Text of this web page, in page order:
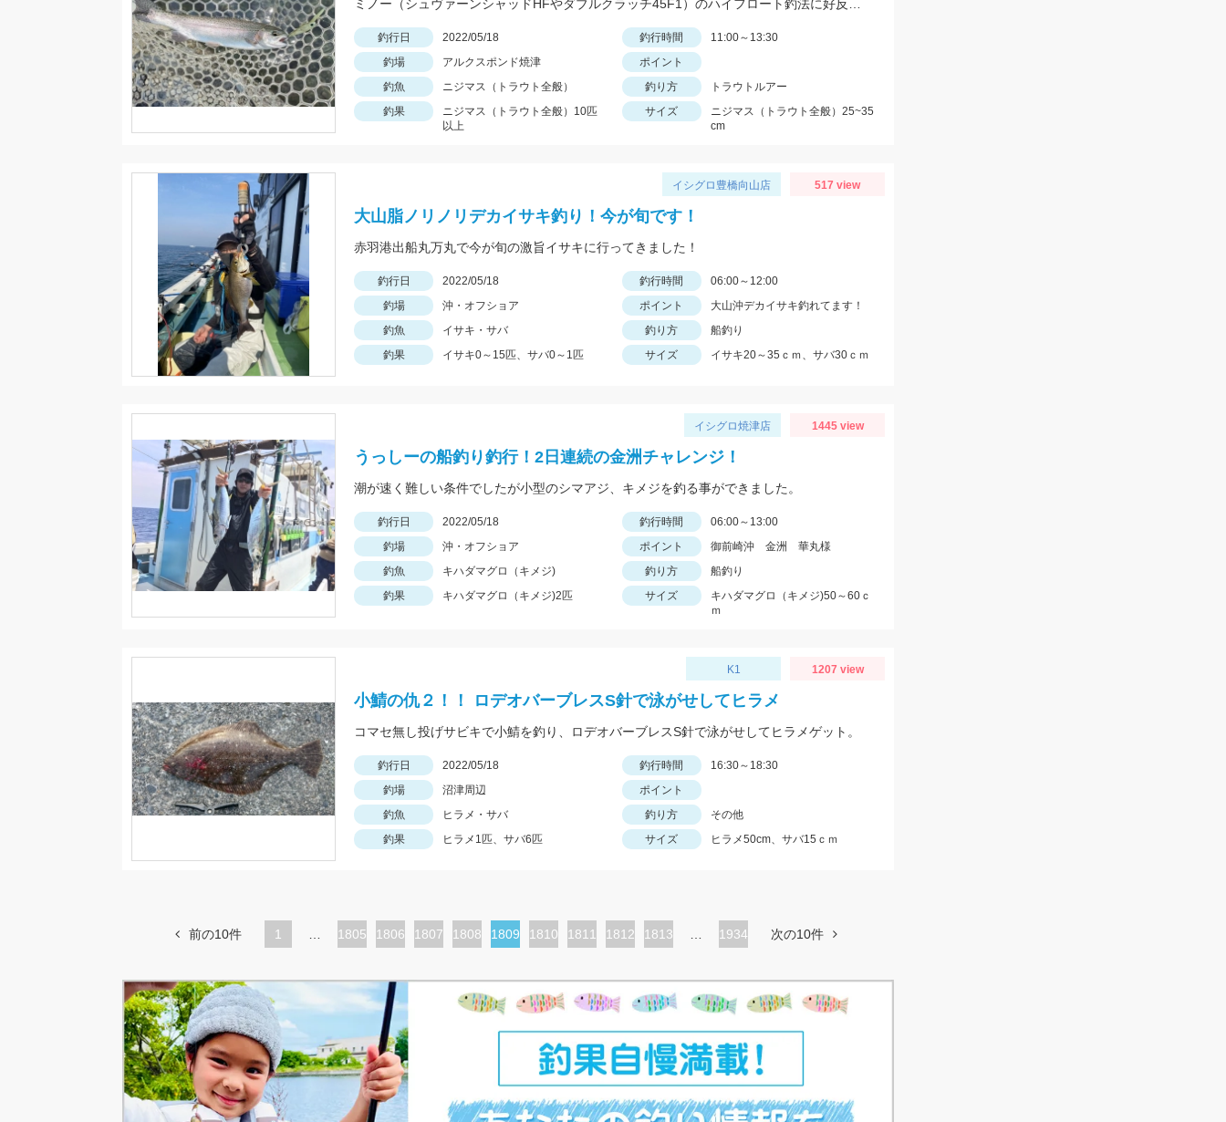
釣行日 2022/05/18 釣行時間
11:00～13:30
釣場
アルクスポンド焼津
ポイント
釣魚
ニジマス（トラウト全般） 釣り方
トラウトルアー
釣果
ニジマス（トラウト全般）10匹
以上
サイズ
ニジマス（トラウト全般）25~35
cm
イシグロ豊橋向山店 517 view
大山脂ノリノリデカイサキ釣り！今が旬です！
赤羽港出船丸万丸で今が旬の激旨イサキに行ってきました！
釣行日 2022/05/18 釣行時間
06:00～12:00
釣場
沖・オフショア ポイント
大山沖デカイサキ釣れてます！
釣魚
イサキ・サバ 釣り方
船釣り
釣果
イサキ0～15匹、サバ0～1匹 サイズ イサキ20～35ｃｍ、サバ30ｃｍ
イシグロ焼津店 1445 view
うっしーの船釣り釣行！2日連続の金洲チャレンジ！
潮が速く難しい条件でしたが小型のシマアジ、キメジを釣る事ができました。
釣行日 2022/05/18 釣行時間
06:00～13:00
釣場
沖・オフショア ポイント
御前崎沖 金洲 華丸様
釣魚
キハダマグロ（キメジ) 釣り方
船釣り
釣果
キハダマグロ（キメジ)2匹 サイズ
キハダマグロ（キメジ)50～60ｃ
ｍ
K1 1207 view
小鯖の仇２！！ ロデオバーブレスS針で泳がせしてヒラメ
コマセ無し投げサビキで小鯖を釣り、ロデオバーブレスS針で泳がせしてヒラメゲット。
釣行日 2022/05/18 釣行時間
16:30～18:30
釣場
沼津周辺
ポイント
釣魚
ヒラメ・サバ 釣り方
その他
釣果
ヒラメ1匹、サバ6匹 サイズ ヒラメ50cm、サバ15ｃｍ
前の10件 1
ペ
1805
ペ
ジ
1806
ペ
1807
ペ
1808
カ
ト
ジ
1809
ペ
1810
ペ
1811
ペ
1812
ペ
1813 1934 次の10件